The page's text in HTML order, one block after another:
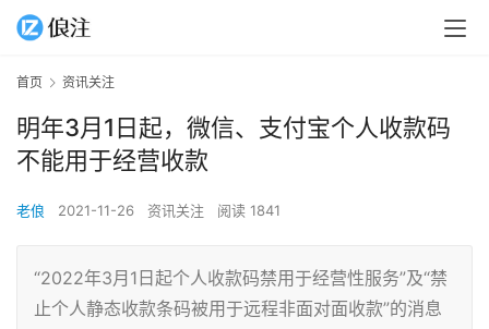
首页 资讯关注
明年3月1日起，微信、支付宝个人收款码
不能用于经营收款
老俍 2021-11-26 资讯关注 阅读 1841
“2022年3月1日起个人收款码禁用于经营性服务”及“禁
止个人静态收款条码被用于远程非面对面收款”的消息